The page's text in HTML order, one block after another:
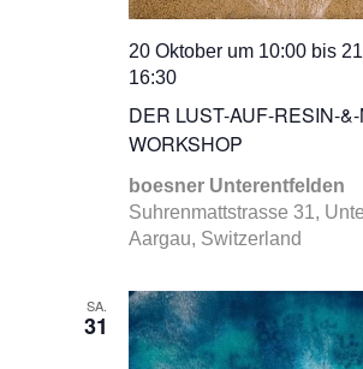
DER LUST-AUF-RESIN-
WORKSHOP
20 Oktober um 10:00 bis
16:30
boesner Unterentfelden
Suhrenmattstrasse 31,
Aargau, Switzerland
SA.
31